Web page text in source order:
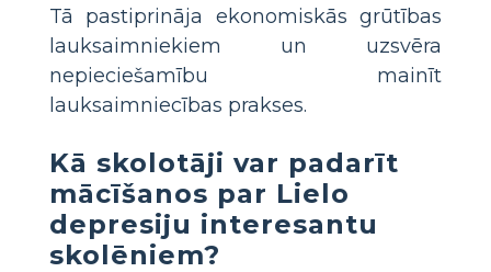
Tā pastiprināja ekonomiskās grūtības
lauksaimniekiem un uzsvēra
nepieciešamību mainīt
lauksaimniecības prakses.
Kā skolotāji var padarīt
mācīšanos par Lielo
depresiju interesantu
skolēniem?